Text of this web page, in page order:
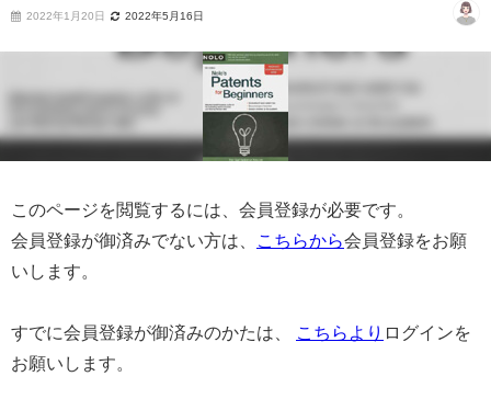
2022年1月20日 2022年5月16日
このページを閲覧するには、会員登録が必要です。
会員登録が御済みでない方は、
こちらから会員登録をお願
いします。
すでに会員登録が御済みのかたは、 こちらより ログインを
お願いします。